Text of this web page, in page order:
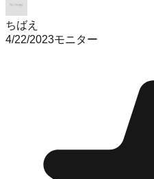
ちばえ
4/22/2023モニター